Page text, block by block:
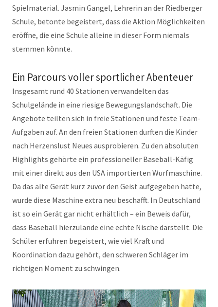
Spielmaterial. Jasmin Gangel, Lehrerin an der Riedberger
Schule, betonte begeistert, dass die Aktion Möglichkeiten
eröffne, die eine Schule alleine in dieser Form niemals
stemmen könnte.
Ein Parcours voller sportlicher Abenteuer
Insgesamt rund 40 Stationen verwandelten das
Schulgelände in eine riesige Bewegungslandschaft. Die
Angebote teilten sich in freie Stationen und feste Team-
Aufgaben auf. An den freien Stationen durften die Kinder
nach Herzenslust Neues ausprobieren. Zu den absoluten
Highlights gehörte ein professioneller Baseball-Käfig
mit einer direkt aus den USA importierten Wurfmaschine.
Da das alte Gerät kurz zuvor den Geist aufgegeben hatte,
wurde diese Maschine extra neu beschafft. In Deutschland
ist so ein Gerät gar nicht erhältlich – ein Beweis dafür,
dass Baseball hierzulande eine echte Nische darstellt. Die
Schüler erfuhren begeistert, wie viel Kraft und
Koordination dazu gehört, den schweren Schläger im
richtigen Moment zu schwingen.